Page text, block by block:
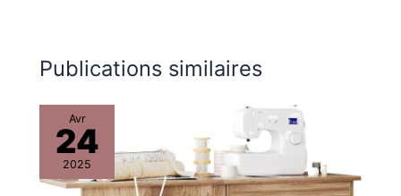
Publications similaires
Avr
24
2025